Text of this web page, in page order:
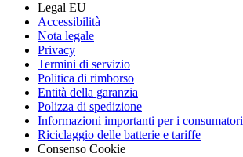
Legal EU
Accessibilità
Nota legale
Privacy
Termini di servizio
Politica di rimborso
Entità della garanzia
Polizza di spedizione
Informazioni importanti per i consumatori
Riciclaggio delle batterie e tariffe
Consenso Cookie